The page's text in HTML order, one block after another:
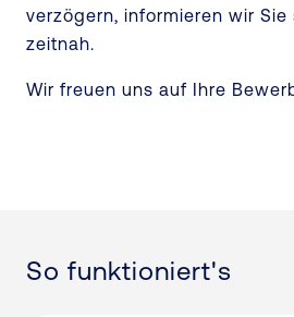
verzögern, informieren wir
zeitnah.
Wir freuen uns auf Ihre
So funktioniert's